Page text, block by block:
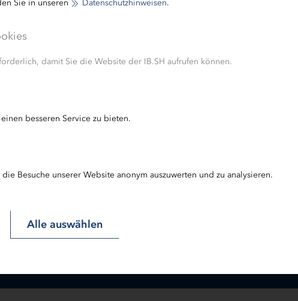
Sie in unseren Datenschutzhinweisen.
damit Sie die Website der IB.SH aufrufen können.
besseren Service zu bieten.
Besuche unserer Website anonym auszuwerten und zu analysieren.
Alle auswählen
Förderaktivitäten aktiv die Umsetzung der
und Umsetzung der SDGs. Kontaktieren Sie
an einem Strang ziehen wollen.